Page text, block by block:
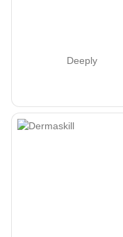
Deeply